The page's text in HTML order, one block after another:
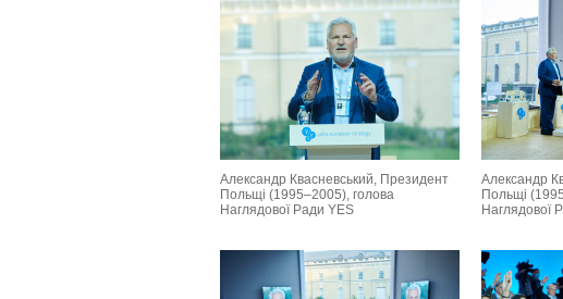
Александр Квасневський, Президент
Польщі (1995–2005), голова
Наглядової Ради YES
Александр
Польщі
Наглядової